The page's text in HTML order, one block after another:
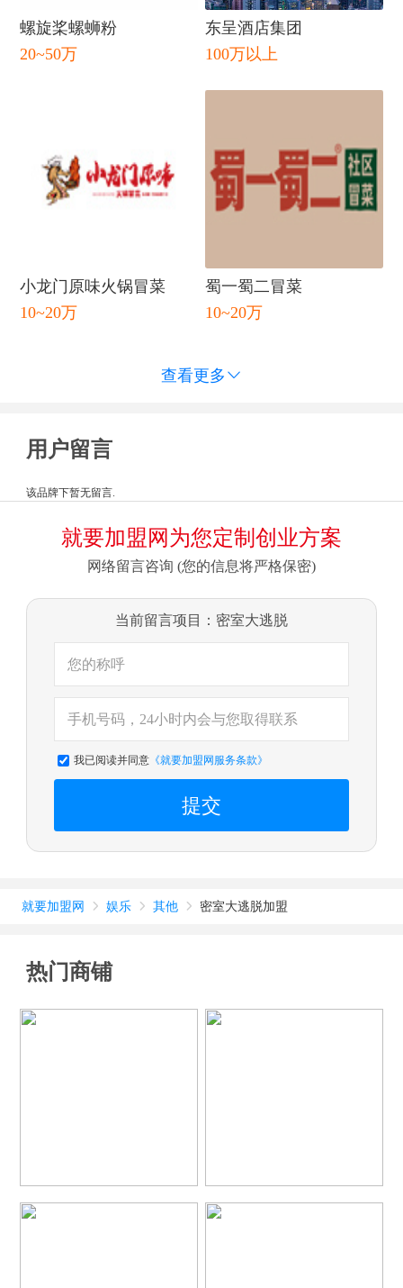
螺旋桨螺蛳粉
20~50万
东呈酒店集团
100万以上
小龙门原味火锅冒菜
10~20万
蜀一蜀二冒菜
10~20万
查看更多 
用户留言
该品牌下暂无留言.
就要加盟网为您定制创业方案
网络留言咨询 (您的信息将严格保密)
当前留言项目：密室大逃脱
我已阅读并同意《就要加盟网服务条款》
提交
就要加盟网  娱乐  其他  密室大逃脱加盟
热门商铺